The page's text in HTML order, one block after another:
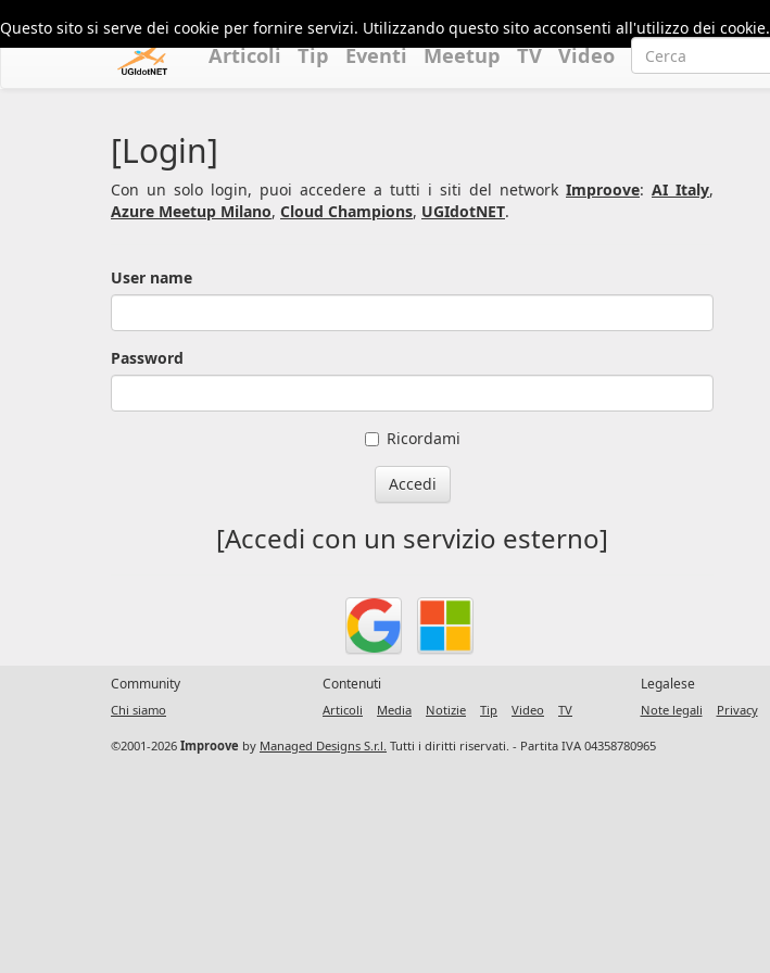
Questo sito si serve dei cookie per fornire servizi. Utilizzando questo sito acconsenti all'utilizzo dei cookie.
Articoli Tip Eventi Meetup TV Video
[Login]
Con un solo login, puoi accedere a tutti i siti del network Improove: AI Italy,
Azure Meetup Milano, Cloud Champions, UGIdotNET.
User name
Password
Ricordami
Accedi
[Accedi con un servizio esterno]
Community
Chi siamo
Contenuti
Articoli Media Notizie Tip Video TV
Legalese
Note legali Privacy
©2001-2026 Improove by Managed Designs S.r.l. Tutti i diritti riservati. - Partita IVA 04358780965